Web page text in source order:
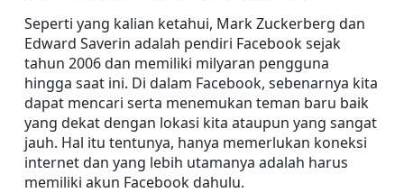
Seperti yang kalian ketahui, Mark Zuckerberg dan
Edward Saverin adalah pendiri Facebook sejak
tahun 2006 dan memiliki milyaran pengguna
hingga saat ini. Di dalam Facebook, sebenarnya kita
dapat mencari serta menemukan teman baru baik
yang dekat dengan lokasi kita ataupun yang sangat
jauh. Hal itu tentunya, hanya memerlukan koneksi
internet dan yang lebih utamanya adalah harus
memiliki akun Facebook dahulu.